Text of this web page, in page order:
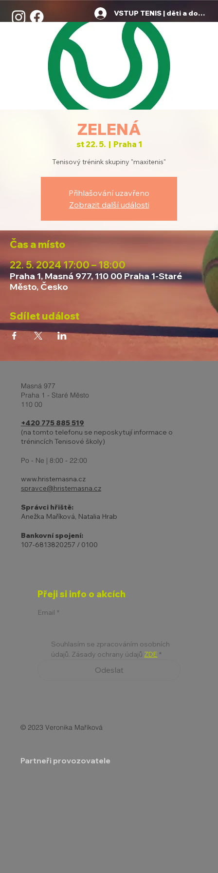
VSTUP TENIS | děti a dospělí
ZELENÁ
st 22. 5.
  |
Praha 1
Tenisový trénink skupiny "maxitenis"
Přihlašování uzavřeno
Zobrazit další události
Čas a místo
22. 5. 2024 17:00 – 18:00
Praha 1, Masná 977, 110 00 Praha 1-Staré
Město, Česko
Sdílet událost
Masná 977
Praha 1 - Staré Město
110 00
+420 775 885 519
(na tomto telefonu se neposkytují informace o
trénincích Tenisové školy)
Po - Ne | 8:00 - 22:00
www.hristemasna.cz
spravce@hristemasna.cz
Správci hřiště:
Anežka Maříková, Natalia Hrab
Bankovní spojení:
107-6813820257 / 0100
Přeji si info o akcích
Email *
Souhlasím se zpracováním osobních
údajů. Zásady ochrany údajů ZDE *
Odeslat
© 2023 Veronika Maříková
Partneři provozovatele